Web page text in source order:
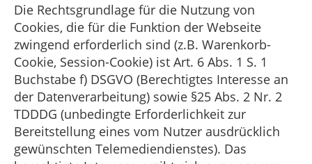
Die Rechtsgrundlage für die Nutzung von
Cookies, die für die Funktion der Webseite
zwingend erforderlich sind (z.B. Warenkorb-
Cookie, Session-Cookie) ist Art. 6 Abs. 1 S. 1
Buchstabe f) DSGVO (Berechtigtes Interesse an
der Datenverarbeitung) sowie §25 Abs. 2 Nr. 2
TDDDG (unbedingte Erforderlichkeit zur
Bereitstellung eines vom Nutzer ausdrücklich
gewünschten Telemediendienstes). Das